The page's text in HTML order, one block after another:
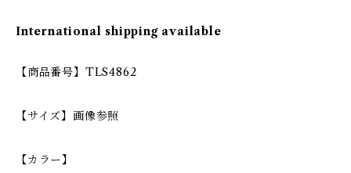
International shipping available
【商品番号】TLS4862
【サイズ】画像参照
【カラー】